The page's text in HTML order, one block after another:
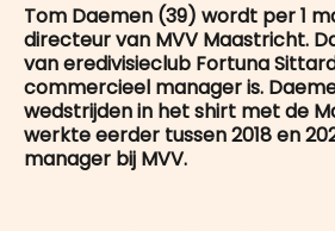
Tom Daemen (39) wordt per 1
directeur van MVV Maastricht.
van eredivisieclub Fortuna
commercieel manager is.
wedstrijden in het shirt met de
werkte eerder tussen 2018 en
manager bij MVV.